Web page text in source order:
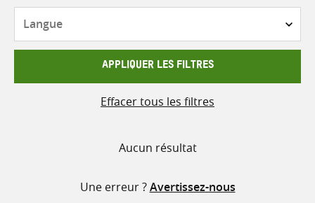
APPLIQUER LES FILTRES
Effacer tous les filtres
Aucun résultat
Une erreur ?Avertissez-nous